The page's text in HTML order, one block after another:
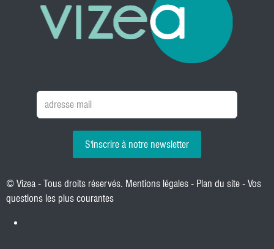
S'inscrire à notre newsletter
© Vizea - Tous droits réservés. Mentions légales - Plan du site - Vos
questions les plus courantes